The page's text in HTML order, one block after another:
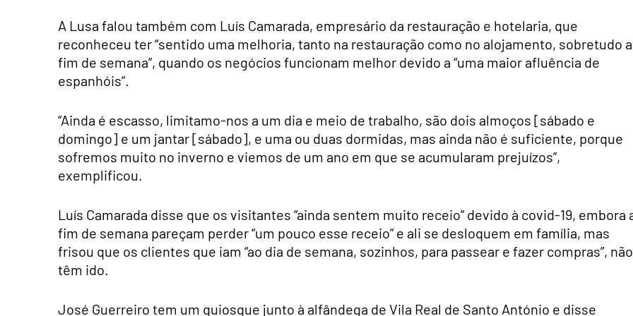
A Lusa falou também com Luís Camarada, empresário da restauração e hotelaria, que
reconheceu ter “sentido uma melhoria, tanto na restauração como no alojamento, sobretudo
fim de semana”, quando os negócios funcionam melhor devido a “uma maior afluência de
espanhóis”.
“Ainda é escasso, limitamo-nos a um dia e meio de trabalho, são dois almoços [sábado e
domingo] e um jantar [sábado], e uma ou duas dormidas, mas ainda não é suficiente, porque
sofremos muito no inverno e viemos de um ano em que se acumularam prejuízos”,
exemplificou.
Luís Camarada disse que os visitantes “ainda sentem muito receio” devido à covid-19, embora
fim de semana pareçam perder “um pouco esse receio” e ali se desloquem em família, mas
frisou que os clientes que iam “ao dia de semana, sozinhos, para passear e fazer compras”, não
têm ido.
José Guerreiro tem um quiosque junto à alfândega de Vila Real de Santo António e disse